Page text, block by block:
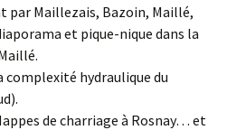
par Maillezais, Bazoin, Maillé,
et pique-nique dans la
complexité hydraulique du
de charriage à Rosnay… et